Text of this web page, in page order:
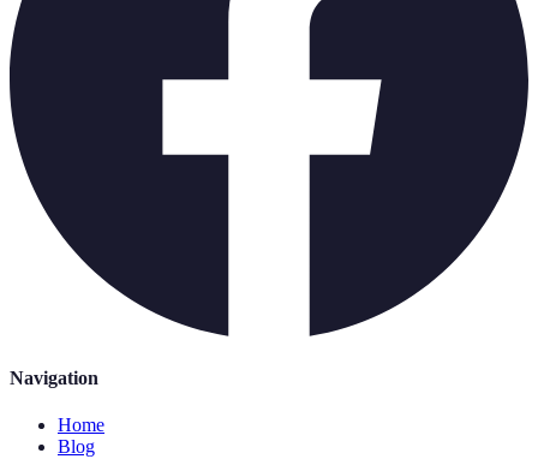
Navigation
Home
Blog